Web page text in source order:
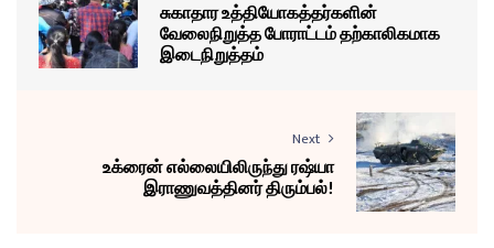
சுகாதார உத்தியோகத்தர்களின்
வேலைநிறுத்த போராட்டம் தற்காலிகமாக
இடைநிறுத்தம்
Next
உக்ரைன் எல்லையிலிருந்து ரஷ்யா
இராணுவத்தினர் திரும்பல்!